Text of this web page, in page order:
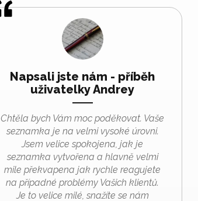
Napsali jste nám - příběh
uživatelky Andrey
Chtěla bych Vám moc poděkovat. Vaše
seznamka je na velmi vysoké úrovni.
Jsem velice spokojena, jak je
seznamka vytvořena a hlavně velmi
mile překvapena jak rychle reagujete
na případné problémy Vašich klientů.
Je to velice milé, snažíte se nám